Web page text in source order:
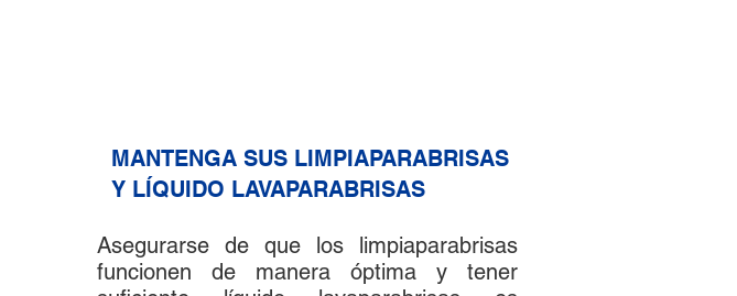
MANTENGA SUS LIMPIAPARABRISAS
Y LÍQUIDO LAVAPARABRISAS
Asegurarse de que los limpiaparabrisas
funcionen de manera óptima y tener